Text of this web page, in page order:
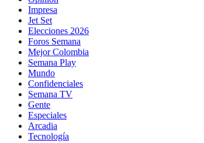
Impresa
Jet Set
Elecciones 2026
Foros Semana
Mejor Colombia
Semana Play
Mundo
Confidenciales
Semana TV
Gente
Especiales
Arcadia
Tecnología